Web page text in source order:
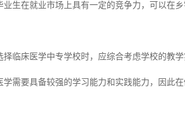
生在就业市场上具有一定的竞争力，可以在
择临床医学中专学校时，应综合考虑学校的教
需要具备较强的学习能力和实践能力，因此